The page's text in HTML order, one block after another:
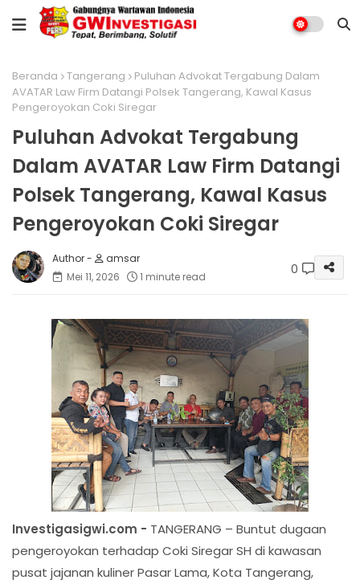
Beranda Tangerang
Puluhan Advokat Tergabung Dalam
AVATAR Law Firm Datangi Polsek Tangerang, Kawal Kasus
Pengeroyokan Coki Siregar
Puluhan Advokat Tergabung
Dalam AVATAR Law Firm Datangi
Polsek Tangerang, Kawal Kasus
Pengeroyokan Coki Siregar
amsar
Mei 11, 2026
1 minute read 0
Investigasigwi.com - TANGERANG – Buntut dugaan
pengeroyokan terhadap Coki Siregar SH di kawasan
pusat jajanan kuliner Pasar Lama, Kota Tangerang,